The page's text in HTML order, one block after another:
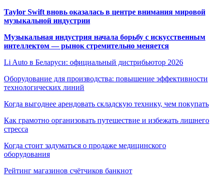
Taylor Swift вновь оказалась в центре внимания мировой
музыкальной индустрии
Музыкальная индустрия начала борьбу с искусственным
интеллектом — рынок стремительно меняется
Li Auto в Беларуси: официальный дистрибьютор 2026
Оборудование для производства: повышение эффективности
технологических линий
Когда выгоднее арендовать складскую технику, чем покупать
Как грамотно организовать путешествие и избежать лишнего
стресса
Когда стоит задуматься о продаже медицинского
оборудования
Рейтинг магазинов счётчиков банкнот